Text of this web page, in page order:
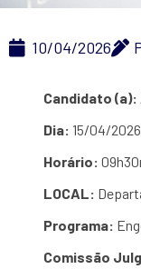
10/04/2026
Candidato (a):
Dia: 15/04/2026
Horário:
LOCAL:
Programa:
Comissão